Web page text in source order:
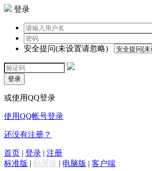
登录
安全提问(未设置请忽略)
登录
或使用QQ登录
使用QQ帐号登录
还没有注册？
首页 | 登录 | 注册
标准版 | 触屏版 | 电脑版 | 客户端